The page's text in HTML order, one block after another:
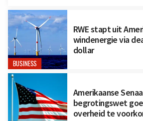
BUSINESS
RWE stapt uit
windenergie via
dollar
Amerikaanse
begrotingswet
overheid te